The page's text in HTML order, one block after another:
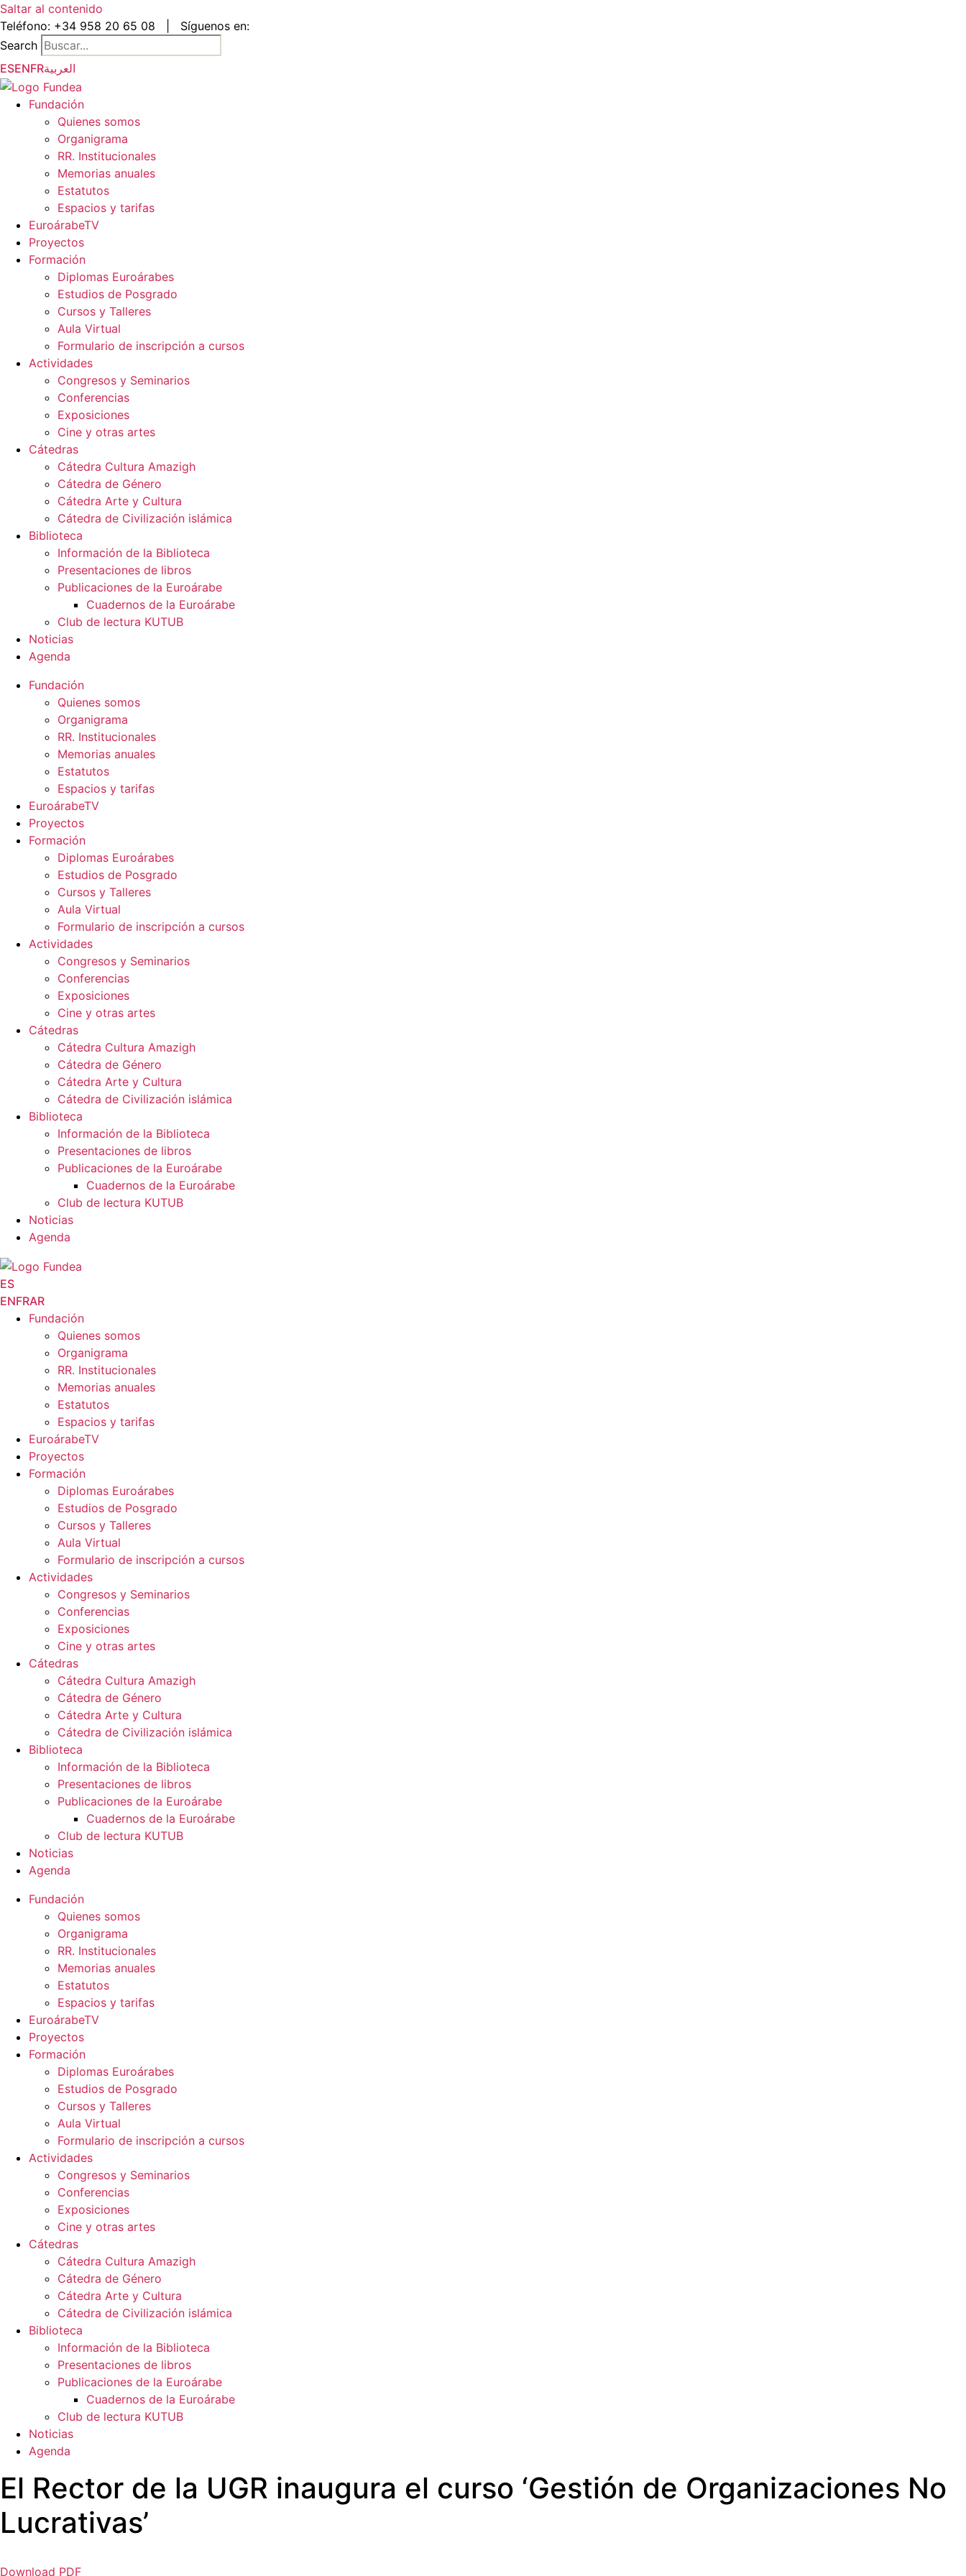
Saltar al contenido
Teléfono: +34 958 20 65 08
Síguenos en:
Search
ESENFRالعربية
Fundación
Quienes somos
Organigrama
RR. Institucionales
Memorias anuales
Estatutos
Espacios y tarifas
EuroárabeTV
Proyectos
Formación
Diplomas Euroárabes
Estudios de Posgrado
Cursos y Talleres
Aula Virtual
Formulario de inscripción a cursos
Actividades
Congresos y Seminarios
Conferencias
Exposiciones
Cine y otras artes
Cátedras
Cátedra Cultura Amazigh
Cátedra de Género
Cátedra Arte y Cultura
Cátedra de Civilización islámica
Biblioteca
Información de la Biblioteca
Presentaciones de libros
Publicaciones de la Euroárabe
Cuadernos de la Euroárabe
Club de lectura KUTUB
Noticias
Agenda
Fundación
Quienes somos
Organigrama
RR. Institucionales
Memorias anuales
Estatutos
Espacios y tarifas
EuroárabeTV
Proyectos
Formación
Diplomas Euroárabes
Estudios de Posgrado
Cursos y Talleres
Aula Virtual
Formulario de inscripción a cursos
Actividades
Congresos y Seminarios
Conferencias
Exposiciones
Cine y otras artes
Cátedras
Cátedra Cultura Amazigh
Cátedra de Género
Cátedra Arte y Cultura
Cátedra de Civilización islámica
Biblioteca
Información de la Biblioteca
Presentaciones de libros
Publicaciones de la Euroárabe
Cuadernos de la Euroárabe
Club de lectura KUTUB
Noticias
Agenda
ES
ENFRAR
Fundación
Quienes somos
Organigrama
RR. Institucionales
Memorias anuales
Estatutos
Espacios y tarifas
EuroárabeTV
Proyectos
Formación
Diplomas Euroárabes
Estudios de Posgrado
Cursos y Talleres
Aula Virtual
Formulario de inscripción a cursos
Actividades
Congresos y Seminarios
Conferencias
Exposiciones
Cine y otras artes
Cátedras
Cátedra Cultura Amazigh
Cátedra de Género
Cátedra Arte y Cultura
Cátedra de Civilización islámica
Biblioteca
Información de la Biblioteca
Presentaciones de libros
Publicaciones de la Euroárabe
Cuadernos de la Euroárabe
Club de lectura KUTUB
Noticias
Agenda
Fundación
Quienes somos
Organigrama
RR. Institucionales
Memorias anuales
Estatutos
Espacios y tarifas
EuroárabeTV
Proyectos
Formación
Diplomas Euroárabes
Estudios de Posgrado
Cursos y Talleres
Aula Virtual
Formulario de inscripción a cursos
Actividades
Congresos y Seminarios
Conferencias
Exposiciones
Cine y otras artes
Cátedras
Cátedra Cultura Amazigh
Cátedra de Género
Cátedra Arte y Cultura
Cátedra de Civilización islámica
Biblioteca
Información de la Biblioteca
Presentaciones de libros
Publicaciones de la Euroárabe
Cuadernos de la Euroárabe
Club de lectura KUTUB
Noticias
Agenda
El Rector de la UGR inaugura el curso ‘Gestión de Organizaciones No
Lucrativas’
Download PDF